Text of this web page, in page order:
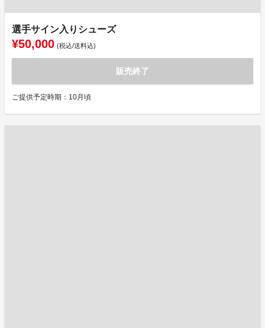
選手サイン入りシューズ
¥50,000 (税込/送料込)
販売終了
ご提供予定時期：10月頃